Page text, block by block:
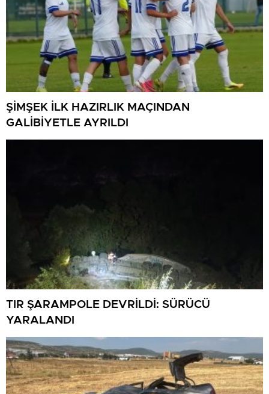
ŞİMŞEK İLK HAZIRLIK MAÇINDAN
GALİBİYETLE AYRILDI
TIR ŞARAMPOLE DEVRİLDİ: SÜRÜCÜ
YARALANDI